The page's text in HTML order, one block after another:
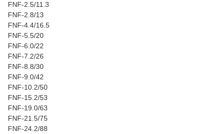
FNF-2.5/11.3
FNF-2.8/13
FNF-4.4/16.5
FNF-5.5/20
FNF-6.0/22
FNF-7.2/26
FNF-8.8/30
FNF-9.0/42
FNF-10.2/50
FNF-15.2/53
FNF-19.0/63
FNF-21.5/75
FNF-24.2/88